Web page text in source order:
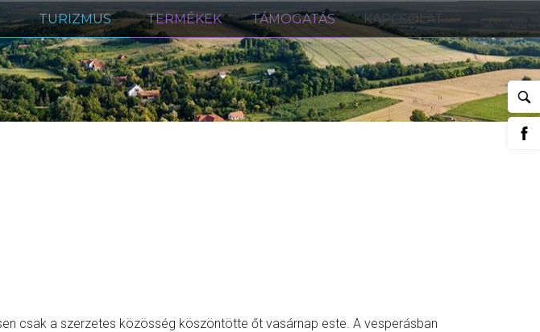
TURIZMUS TERMÉKEK TÁMOGATÁS KAPCSOLAT
csak a szerzetes közösség köszöntötte őt vasárnap este. A vesperásban